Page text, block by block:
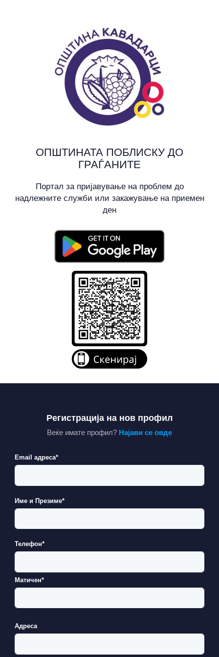
ОПШТИНАТА ПОБЛИСКУ ДО
ГРАЃАНИТЕ
Портал за пријавување на проблем до
надлежните служби или закажување на приемен
ден
Регистрација на нов профил
Веќе имате профил? Најави се овде
Email адреса*
Име и Презиме*
Телефон*
Матичен*
Адреса